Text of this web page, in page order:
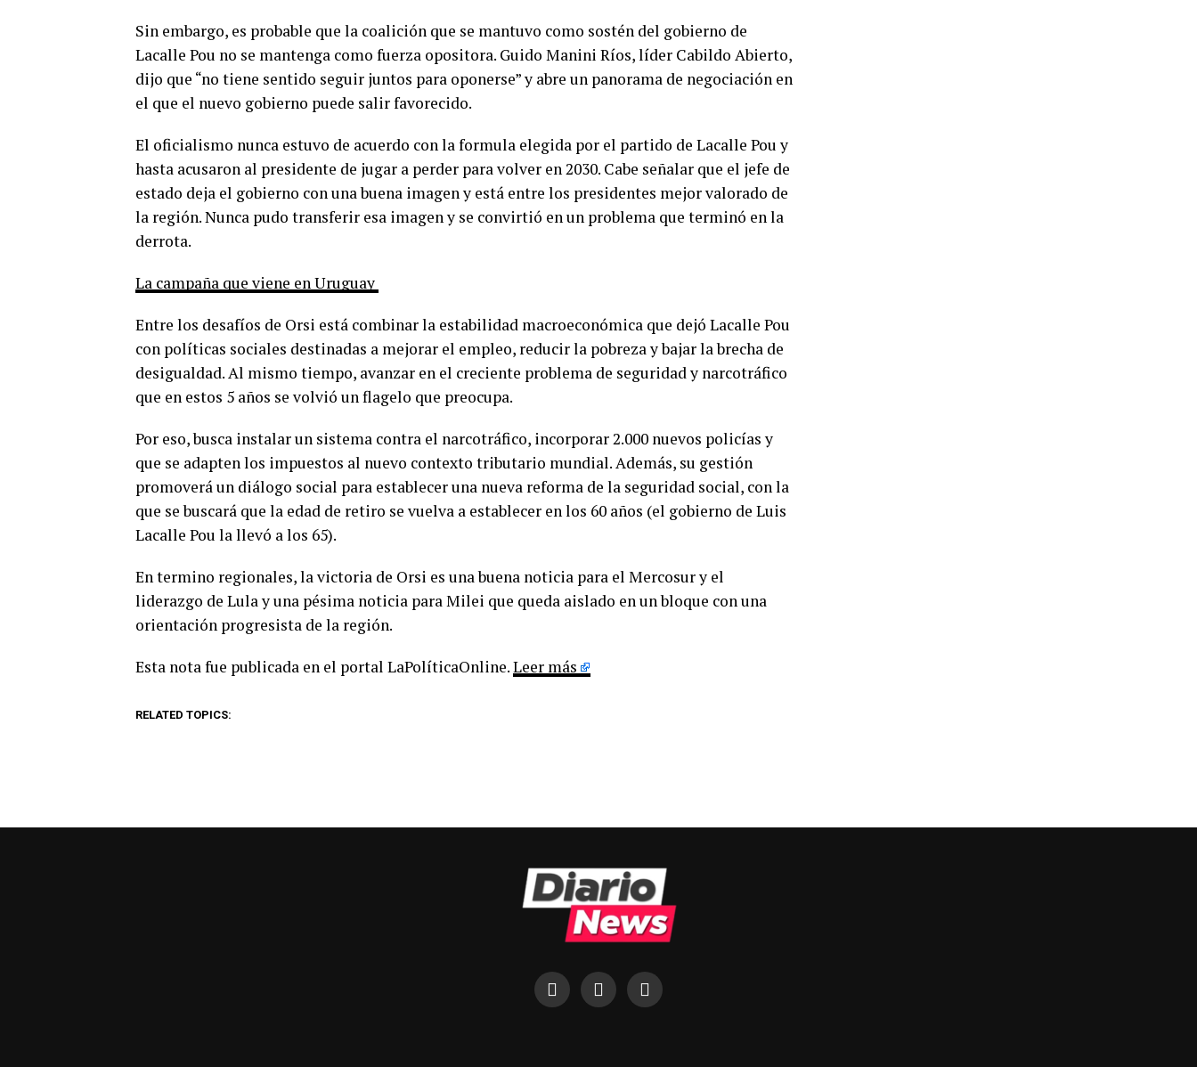
Sin embargo, es probable que la coalición que se mantuvo como sostén del gobierno de
Lacalle Pou no se mantenga como fuerza opositora. Guido Manini Ríos, líder Cabildo Abierto,
dijo que “no tiene sentido seguir juntos para oponerse” y abre un panorama de negociación en
el que el nuevo gobierno puede salir favorecido.
El oficialismo nunca estuvo de acuerdo con la formula elegida por el partido de Lacalle Pou y
hasta acusaron al presidente de jugar a perder para volver en 2030. Cabe señalar que el jefe de
estado deja el gobierno con una buena imagen y está entre los presidentes mejor valorado de
la región. Nunca pudo transferir esa imagen y se convirtió en un problema que terminó en la
derrota.
La campaña que viene en Uruguay
Entre los desafíos de Orsi está combinar la estabilidad macroeconómica que dejó Lacalle Pou
con políticas sociales destinadas a mejorar el empleo, reducir la pobreza y bajar la brecha de
desigualdad. Al mismo tiempo, avanzar en el creciente problema de seguridad y narcotráfico
que en estos 5 años se volvió un flagelo que preocupa.
Por eso, busca instalar un sistema contra el narcotráfico, incorporar 2.000 nuevos policías y
que se adapten los impuestos al nuevo contexto tributario mundial. Además, su gestión
promoverá un diálogo social para establecer una nueva reforma de la seguridad social, con la
que se buscará que la edad de retiro se vuelva a establecer en los 60 años (el gobierno de Luis
Lacalle Pou la llevó a los 65).
En termino regionales, la victoria de Orsi es una buena noticia para el Mercosur y el
liderazgo de Lula y una pésima noticia para Milei que queda aislado en un bloque con una
orientación progresista de la región.
Esta nota fue publicada en el portal LaPolíticaOnline.Leer más
RELATED TOPICS: